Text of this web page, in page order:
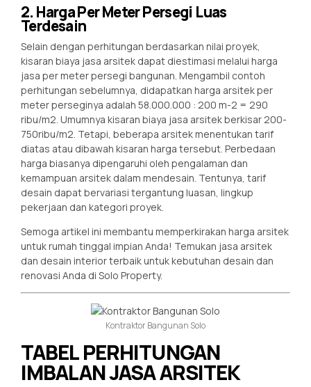
2. Harga Per Meter Persegi Luas
Terdesain
Selain dengan perhitungan berdasarkan nilai proyek,
kisaran biaya jasa arsitek dapat diestimasi melalui harga
jasa per meter persegi bangunan. Mengambil contoh
perhitungan sebelumnya, didapatkan harga arsitek per
meter perseginya adalah 58.000.000 : 200 m-2 = 290
ribu/m2. Umumnya kisaran biaya jasa arsitek berkisar 200-
750ribu/m2. Tetapi, beberapa arsitek menentukan tarif
diatas atau dibawah kisaran harga tersebut. Perbedaan
harga biasanya dipengaruhi oleh pengalaman dan
kemampuan arsitek dalam mendesain. Tentunya, tarif
desain dapat bervariasi tergantung luasan, lingkup
pekerjaan dan kategori proyek.
Semoga artikel ini membantu memperkirakan harga arsitek
untuk rumah tinggal impian Anda! Temukan jasa arsitek
dan desain interior terbaik untuk kebutuhan desain dan
renovasi Anda di Solo Property.
Kontraktor Bangunan Solo
TABEL PERHITUNGAN
IMBALAN JASA ARSITEK